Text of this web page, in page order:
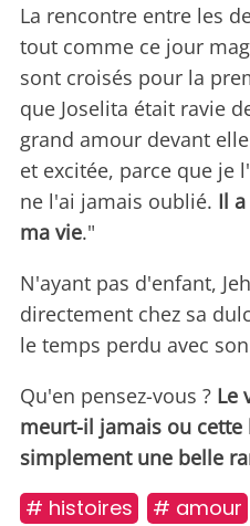
La rencontre entre les
tout comme ce jour
sont croisés pour la
que Joselita était ravie
grand amour devant
et excitée, parce que je
ne l'ai jamais oublié. Il
ma vie."
N'ayant pas d'enfant,
directement chez sa
le temps perdu avec
Qu'en pensez-vous ? Le
meurt-il jamais ou cette
simplement une belle
# histoires # amour